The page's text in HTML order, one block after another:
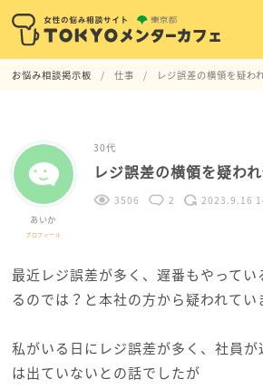
お悩み相談掲示板 仕事 レジ誤差の横領を疑わ
あいか
プロフィール
30代
レジ誤差の横領を疑われ
3506 2 2023.9.16
最近レジ誤差が多く、遅番もやって
るのでは？と本社の方から疑われてい
私がいる日にレジ誤差が多く、社員
は出ていないとの話でしたが